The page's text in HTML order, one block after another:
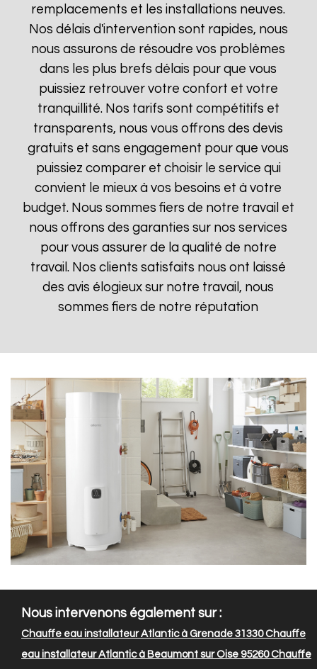
remplacements et les installations neuves.
Nos délais d'intervention sont rapides, nous
nous assurons de résoudre vos problèmes
dans les plus brefs délais pour que vous
puissiez retrouver votre confort et votre
tranquillité. Nos tarifs sont compétitifs et
transparents, nous vous offrons des devis
gratuits et sans engagement pour que vous
puissiez comparer et choisir le service qui
convient le mieux à vos besoins et à votre
budget. Nous sommes fiers de notre travail et
nous offrons des garanties sur nos services
pour vous assurer de la qualité de notre
travail. Nos clients satisfaits nous ont laissé
des avis élogieux sur notre travail, nous
sommes fiers de notre réputation
Nous intervenons également sur :
Chauffe eau installateur Atlantic à Grenade 31330Chauffe
eau installateur Atlantic à Beaumont sur Oise 95260Chauffe